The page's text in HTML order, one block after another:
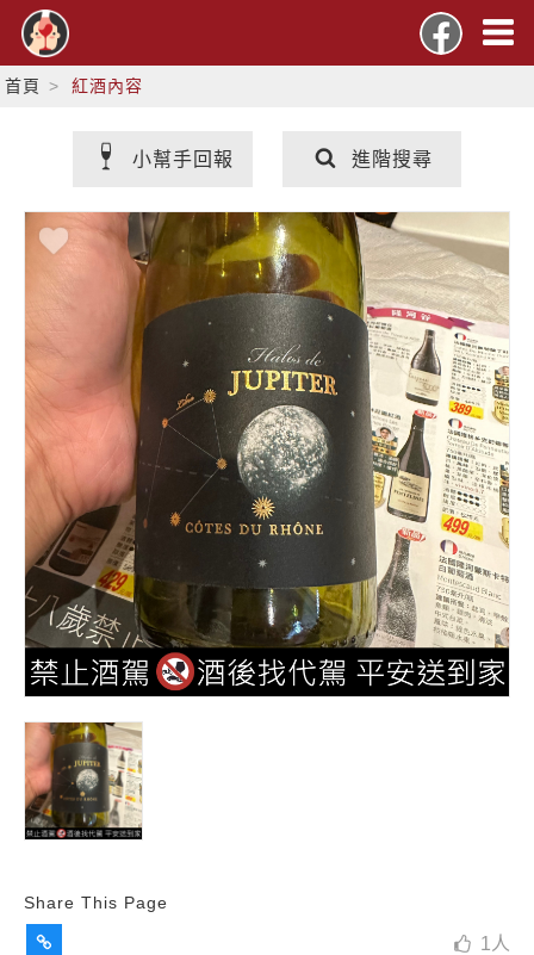
首頁 紅酒內容
小幫手回報 進階搜尋
Share This Page
1 人